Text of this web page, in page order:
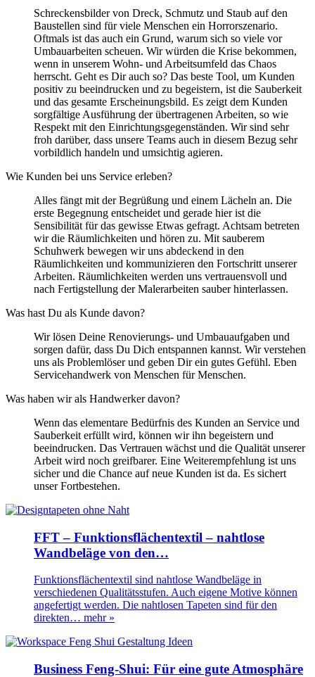
Schreckensbilder von Dreck, Schmutz und Staub auf den
Baustellen sind für viele Menschen ein Horrorszenario.
Oftmals ist das auch ein Grund, warum sich so viele vor
Umbauarbeiten scheuen. Wir würden die Krise bekommen,
wenn in unserem Wohn- und Arbeitsumfeld das Chaos
herrscht. Geht es Dir auch so? Das beste Tool, um Kunden
positiv zu beeindrucken und zu begeistern, ist die Sauberkeit
und das gesamte Erscheinungsbild. Es zeigt dem Kunden
sorgfältige Ausführung der übertragenen Arbeiten, so wie
Respekt mit den Einrichtungsgegenständen. Wir sind sehr
froh darüber, dass unsere Teams auch in diesem Bezug sehr
vorbildlich handeln und umsichtig agieren.
Wie Kunden bei uns Service erleben?
Alles fängt mit der Begrüßung und einem Lächeln an. Die
erste Begegnung entscheidet und gerade hier ist die
Sensibilität für das gewisse Etwas gefragt. Achtsam betreten
wir die Räumlichkeiten und hören zu. Mit sauberem
Schuhwerk bewegen wir uns abdeckend in den
Räumlichkeiten und kommunizieren den Fortschritt unserer
Arbeiten. Räumlichkeiten werden uns vertrauensvoll und
nach Fertigstellung der Malerarbeiten sauber hinterlassen.
Was hast Du als Kunde davon?
Wir lösen Deine Renovierungs- und Umbauaufgaben und
sorgen dafür, dass Du Dich entspannen kannst. Wir verstehen
uns als Problemlöser und geben Dir ein gutes Gefühl. Eben
Servicehandwerk von Menschen für Menschen.
Was haben wir als Handwerker davon?
Wenn das elementare Bedürfnis des Kunden an Service und
Sauberkeit erfüllt wird, können wir ihn begeistern und
beeindrucken. Das Vertrauen wächst und die Qualität unserer
Arbeit wird noch greifbarer. Eine Weiterempfehlung ist uns
sicher und die Chance auf neue Kunden ist da. Es sichert
unser Fortbestehen.
FFT – Funktionsflächentextil – nahtlose
Wandbeläge von den…
Funktionsflächentextil sind nahtlose Wandbeläge in
verschiedenen Qualitätsstufen. Auch eigene Motive können
angefertigt werden. Die nahtlosen Tapeten sind für den
direkten… mehr »
Business Feng-Shui: Für eine gute Atmosphäre